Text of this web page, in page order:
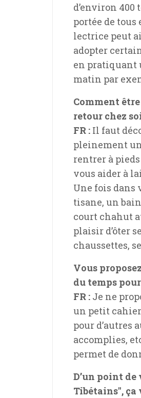
d’environ
portée de
lectrice peut
adopter
en pratiquant
matin par
Comment
retour chez
FR : Il faut
pleinement
rentrer à
vous aider à
Une fois
tisane, un
court chahut
plaisir d’ôter
chaussettes,
Vous
du temps
FR : Je ne
un petit cahier
pour d’autres
accomplies,
permet de
D’un point
Tibétains",